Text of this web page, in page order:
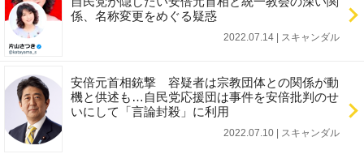
係、名称変更をめぐる疑惑
2022.07.14 | スキャンダル
安倍元首相銃撃 容疑者は宗教団体との関係が動
機と供述も…自民党応援団は事件を安倍批判のせ
いにして「言論封殺」に利用
2022.07.10 | スキャンダル